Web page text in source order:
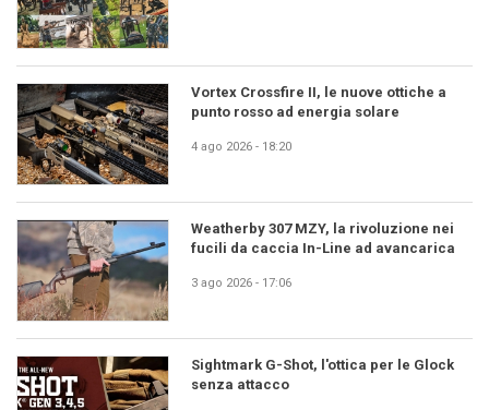
Vortex Crossfire II, le nuove ottiche a
punto rosso ad energia solare
4 ago 2026 - 18:20
Weatherby 307 MZY, la rivoluzione nei
fucili da caccia In-Line ad avancarica
3 ago 2026 - 17:06
Sightmark G-Shot, l'ottica per le Glock
senza attacco